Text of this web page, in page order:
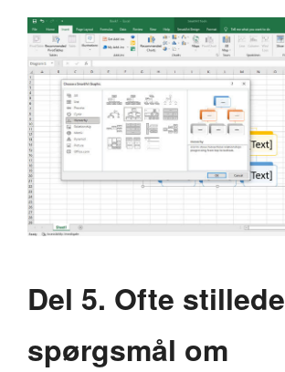
Del 5. Ofte stillede
spørgsmål om